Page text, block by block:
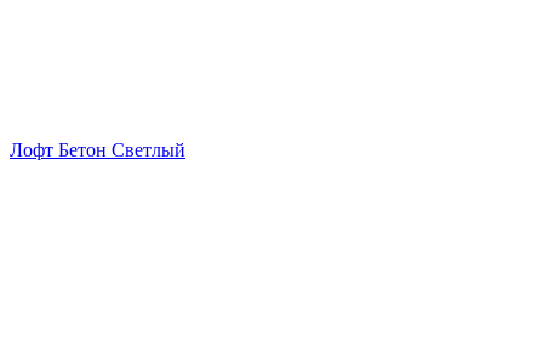
Лофт Бетон Светлый